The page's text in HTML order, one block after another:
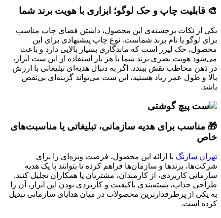
🎨 قابلیت چاپ و حک لوگو؛ ابزاری با هویت برند شما
یکی از نکات برجسته‌ی این محصول، داشتن فضای چاپ مناسب
برای لوگو یا نام برند شماست. نوع چاپ پیشنهادی برای این
محصول، حک لیزر است که ماندگاری بسیار بالایی دارد و باعث
می‌شود هویت بصری برند شما با هر بار استفاده از این ست ابزار،
در ذهن مخاطب نقش ببندد. اگر به دنبال هدیه‌ای تبلیغاتی با ارزش
بالا و طول عمر زیاد هستید، این ست می‌تواند گزینه‌ای بی‌نقص
باشد.
🎁 مناسب برای هدیه سازمانی، تبلیغاتی یا مناسبت‌های
خاص
تهران سارنگ با ارائه این محصول، فرصت ویژه‌ای را برای
شرکت‌ها، برندها و سازمان‌ها فراهم کرده تا بتوانند با یک هدیه
سازمانی کاربردی، از کارمندان، مشتریان یا همکاران تجلیل کنند.
طراحی جذاب، بسته‌بندی باکیفیت و کاربردی بودن این ابزار، آن را
به یکی از پرطرفدارترین محصولات در میان هدایای سازمانی تبدیل
کرده است.